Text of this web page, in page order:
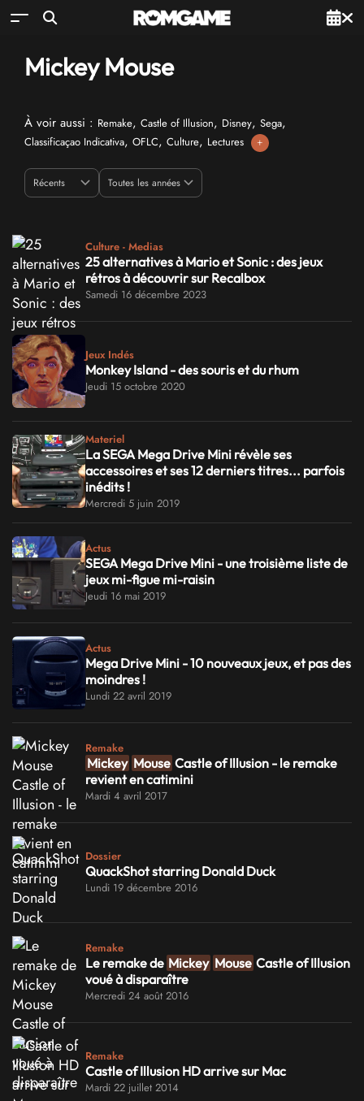
Mickey Mouse
À voir aussi : Remake, Castle of Illusion, Disney, Sega,
Classificaçao Indicativa, OFLC, Culture, Lectures +
Culture - Medias
25 alternatives à Mario et Sonic : des jeux
rétros à découvrir sur Recalbox
Samedi 16 décembre 2023
Jeux Indés
Monkey Island - des souris et du rhum
Jeudi 15 octobre 2020
Materiel
La SEGA Mega Drive Mini révèle ses
accessoires et ses 12 derniers titres... parfois
inédits !
Mercredi 5 juin 2019
Actus
SEGA Mega Drive Mini - une troisième liste de
jeux mi-figue mi-raisin
Jeudi 16 mai 2019
Actus
Mega Drive Mini - 10 nouveaux jeux, et pas des
moindres !
Lundi 22 avril 2019
Remake
Mickey Mouse Castle of Illusion - le remake
revient en catimini
Mardi 4 avril 2017
Dossier
QuackShot starring Donald Duck
Lundi 19 décembre 2016
Remake
Le remake de Mickey Mouse Castle of Illusion
voué à disparaître
Mercredi 24 août 2016
Remake
Castle of Illusion HD arrive sur Mac
Mardi 22 juillet 2014